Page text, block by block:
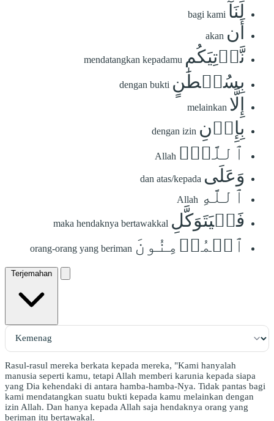
لَنَآ bagi kami
أَن akan
نَّأۡتِيَكُم mendatangkan kepadamu
بِسُلۡطَٰنٍ dengan bukti
إِلَّا melainkan
بِإِذۡنِ dengan izin
ٱللَّهِۚ Allah
وَعَلَى dan atas/kepada
ٱللَّهِ Allah
فَلۡيَتَوَكَّلِ maka hendaknya bertawakkal
ٱلۡمُؤۡمِنُونَ orang-orang yang beriman
Terjemahan
Rasul-rasul mereka berkata kepada mereka, "Kami hanyalah
manusia seperti kamu, tetapi Allah memberi karunia kepada siapa
yang Dia kehendaki di antara hamba-hamba-Nya. Tidak pantas bagi
kami mendatangkan suatu bukti kepada kamu melainkan dengan
izin Allah. Dan hanya kepada Allah saja hendaknya orang yang
beriman itu bertawakal.